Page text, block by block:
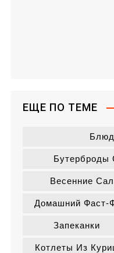
ЕЩЕ ПО ТЕМЕ
Весенние
Домашний Фаст-
Запеканки
Котлеты Из